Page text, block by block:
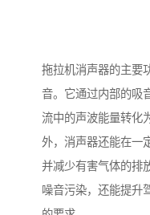
拖拉机消声器的主要
音。它通过内部的吸
流中的声波能量转化
外，消声器还能在一
并减少有害气体的排
噪音污染，还能提升